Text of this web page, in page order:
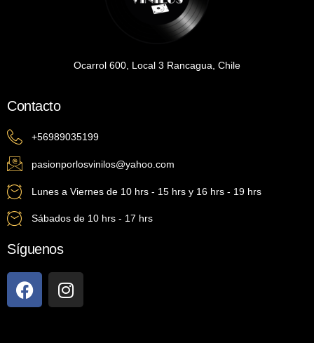
Ocarrol 600, Local 3 Rancagua, Chile
Contacto
+56989035199
pasionporlosvinilos@yahoo.com
Lunes a Viernes de 10 hrs - 15 hrs y 16 hrs - 19 hrs
Sábados de 10 hrs - 17 hrs
Síguenos